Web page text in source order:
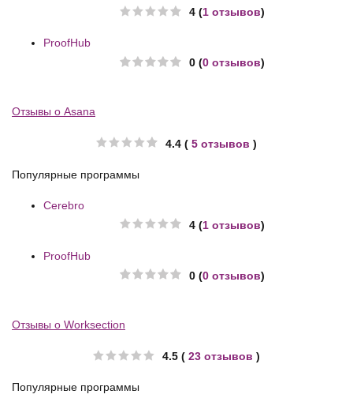
4 (1 отзывов)
ProofHub
0 (0 отзывов)
Отзывы о Asana
4.4 ( 5 отзывов )
Популярные программы
Cerebro
4 (1 отзывов)
ProofHub
0 (0 отзывов)
Отзывы о Worksection
4.5 ( 23 отзывов )
Популярные программы